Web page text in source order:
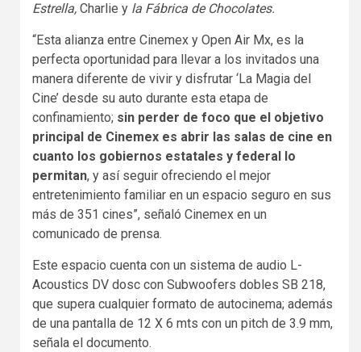
Estrella, Charlie y la Fábrica de Chocolates.
“Esta alianza entre Cinemex y Open Air Mx, es la
perfecta oportunidad para llevar a los invitados una
manera diferente de vivir y disfrutar ‘La Magia del
Cine’ desde su auto durante esta etapa de
confinamiento; sin perder de foco que el objetivo
principal de Cinemex es abrir las salas de cine en
cuanto los gobiernos estatales y federal lo
permitan, y así seguir ofreciendo el mejor
entretenimiento familiar en un espacio seguro en sus
más de 351 cines”, señaló Cinemex en un
comunicado de prensa.
Este espacio cuenta con un sistema de audio L-
Acoustics DV dosc con Subwoofers dobles SB 218,
que supera cualquier formato de autocinema; además
de una pantalla de 12 X 6 mts con un pitch de 3.9 mm,
señala el documento.